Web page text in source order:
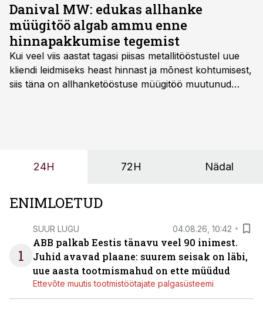
Danival MW: edukas allhanke
müügitöö algab ammu enne
hinnapakkumise tegemist
Kui veel viis aastat tagasi piisas metallitööstustel uue
kliendi leidmiseks heast hinnast ja mõnest kohtumisest,
siis täna on allhanketööstuse müügitöö muutunud
24H 72H Nädal
ENIMLOETUD
1
SUUR LUGU 04.08.26, 10:42
ABB palkab Eestis tänavu veel 90 inimest.
Juhid avavad plaane: suurem seisak on läbi,
uue aasta tootmismahud on ette müüdud
Ettevõte muutis tootmistöötajate palgasüsteemi